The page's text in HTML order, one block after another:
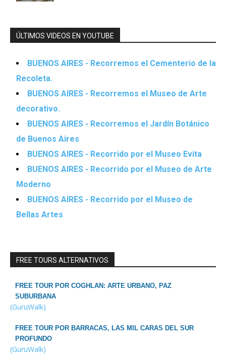
ÚLTIMOS VIDEOS EN YOUTUBE
BUENOS AIRES - Recorremos el Cementerio de la
Recoleta.
BUENOS AIRES - Recorremos el Museo de Arte
decorativo.
BUENOS AIRES - Recorremos el Jardín Botánico
de Buenos Aires
BUENOS AIRES - Recorrido por el Museo Evita
BUENOS AIRES - Recorrido por el Museo de Arte
Moderno
BUENOS AIRES - Recorrido por el Museo de
Bellas Artes
FREE TOURS ALTERNATIVOS
FREE TOUR POR COGHLAN: ARTE URBANO, PAZ
SUBURBANA
(GuruWalk)
FREE TOUR POR BARRACAS, LAS MIL CARAS DEL SUR
PROFUNDO
(GuruWalk)